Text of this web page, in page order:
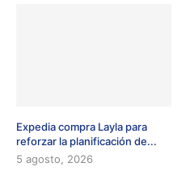
Expedia compra Layla para
reforzar la planificación de...
5 agosto, 2026